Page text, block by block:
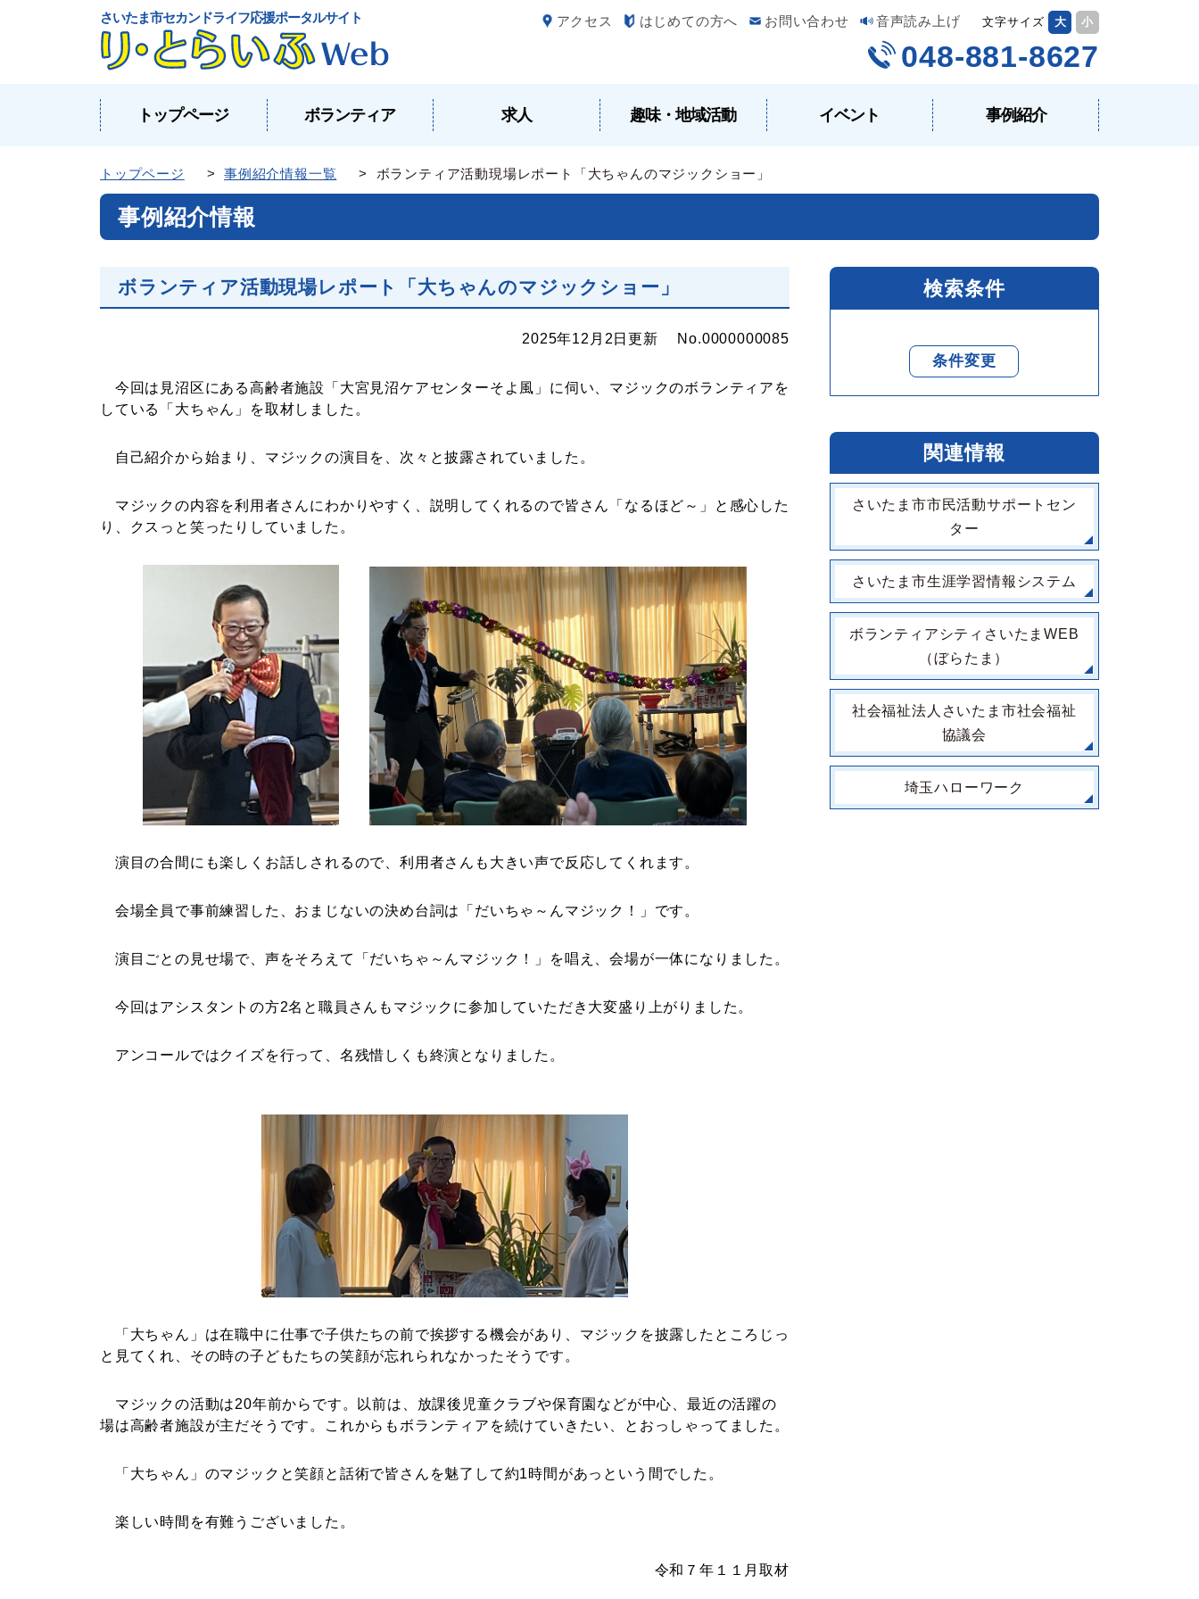
さいたま市セカンドライフ応援ポータルサイト アクセス はじめての方へ お問い合わせ 音声読み上げ 文字サイズ 大 小
048-881-8627
トップページ ボランティア 求人 趣味・地域活動 イベント 事例紹介
トップページ >事例紹介情報一覧 > ボランティア活動現場レポート「大ちゃんのマジックショー」
事例紹介情報
ボランティア活動現場レポート「大ちゃんのマジックショー」
2025年12月2日更新 No.0000000085
今回は見沼区にある高齢者施設「大宮見沼ケアセンターそよ風」に伺い、マジックのボランティアを
している「大ちゃん」を取材しました。
自己紹介から始まり、マジックの演目を、次々と披露されていました。
マジックの内容を利用者さんにわかりやすく、説明してくれるので皆さん「なるほど～」と感心した
り、クスっと笑ったりしていました。
演目の合間にも楽しくお話しされるので、利用者さんも大きい声で反応してくれます。
会場全員で事前練習した、おまじないの決め台詞は「だいちゃ～んマジック！」です。
演目ごとの見せ場で、声をそろえて「だいちゃ～んマジック！」を唱え、会場が一体になりました。
今回はアシスタントの方2名と職員さんもマジックに参加していただき大変盛り上がりました。
アンコールではクイズを行って、名残惜しくも終演となりました。
「大ちゃん」は在職中に仕事で子供たちの前で挨拶する機会があり、マジックを披露したところじっ
と見てくれ、その時の子どもたちの笑顔が忘れられなかったそうです。
マジックの活動は20年前からです。以前は、放課後児童クラブや保育園などが中心、最近の活躍の
場は高齢者施設が主だそうです。これからもボランティアを続けていきたい、とおっしゃってました。
「大ちゃん」のマジックと笑顔と話術で皆さんを魅了して約1時間があっという間でした。
楽しい時間を有難うございました。
令和７年１１月取材
検索条件
条件変更
関連情報
さいたま市市民活動サポートセン
ター
さいたま市生涯学習情報システム
ボランティアシティさいたまWEB
（ぼらたま）
社会福祉法人さいたま市社会福祉
協議会
埼玉ハローワーク